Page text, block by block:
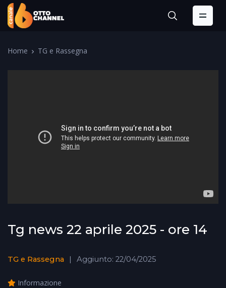
Home TG e Rassegna
Tg news 22 aprile 2025 - ore 14
TG e Rassegna Aggiunto: 22/04/2025
Informazione